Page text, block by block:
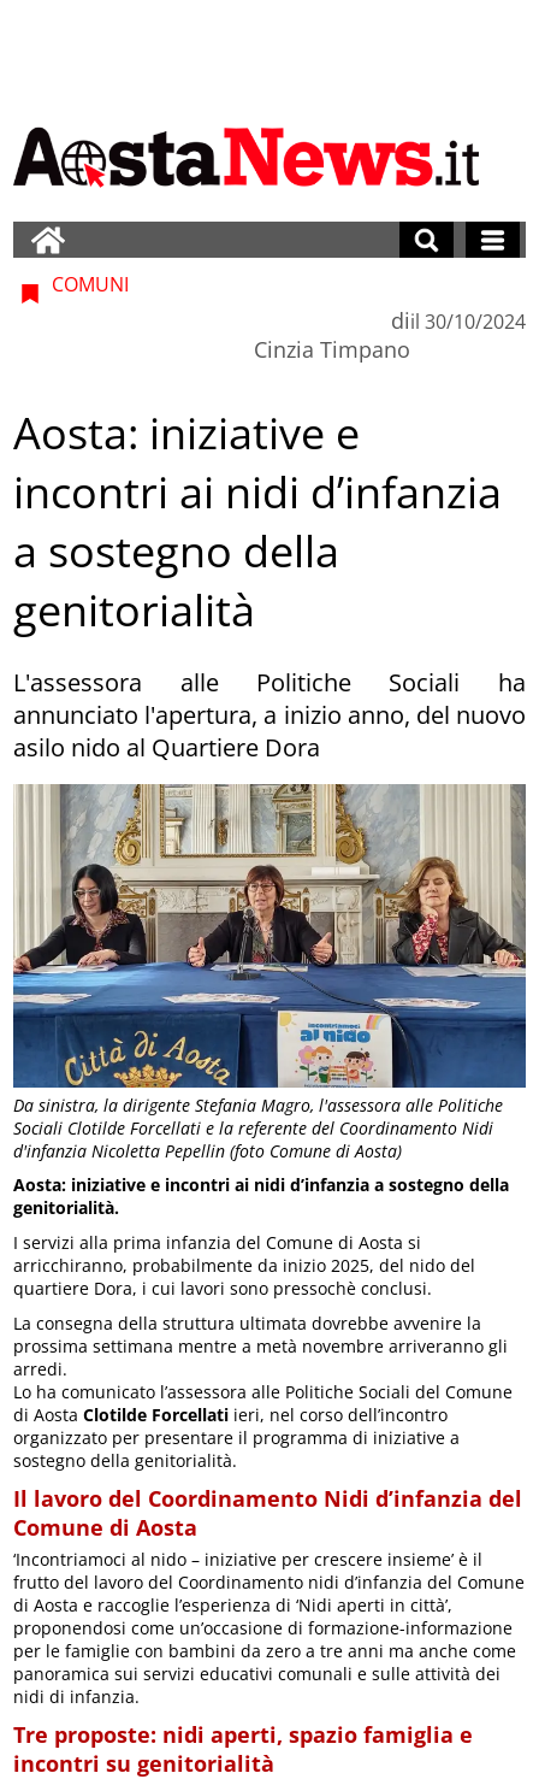
Da sinistra, la dirigente Stefania Magro, l'assessora alle Politiche
Sociali Clotilde Forcellati e la referente del Coordinamento Nidi
d'infanzia Nicoletta Pepellin (foto Comune di Aosta)
COMUNI
di
Cinzia Timpano
il 30/10/2024
Aosta: iniziative e
incontri ai nidi d’infanzia
a sostegno della
genitorialità
L'assessora alle Politiche Sociali ha
annunciato l'apertura, a inizio anno, del nuovo
asilo nido al Quartiere Dora
Aosta: iniziative e incontri ai nidi d’infanzia a sostegno della
genitorialità.
I servizi alla prima infanzia del Comune di Aosta si
arricchiranno, probabilmente da inizio 2025, del nido del
quartiere Dora, i cui lavori sono pressochè conclusi.
La consegna della struttura ultimata dovrebbe avvenire la
prossima settimana mentre a metà novembre arriveranno gli
arredi.
Lo ha comunicato l’assessora alle Politiche Sociali del Comune
di AostaClotilde Forcellati ieri, nel corso dell’incontro
organizzato per presentare il programma di iniziative a
sostegno della genitorialità.
Il lavoro del Coordinamento Nidi d’infanzia del
Comune di Aosta
‘Incontriamoci al nido – iniziative per crescere insieme’ è il
frutto del lavoro del Coordinamento nidi d’infanzia del Comune
di Aosta e raccoglie l’esperienza di ‘Nidi aperti in città’,
proponendosi come un’occasione di formazione-informazione
per le famiglie con bambini da zero a tre anni ma anche come
panoramica sui servizi educativi comunali e sulle attività dei
nidi di infanzia.
Tre proposte: nidi aperti, spazio famiglia e
incontri su genitorialità